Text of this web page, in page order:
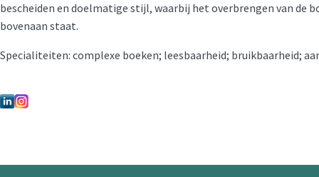
bescheiden en doelmatige stijl, waarbij het overbrengen van de
bovenaan staat.
Specialiteiten: complexe boeken; leesbaarheid; bruikbaarheid;